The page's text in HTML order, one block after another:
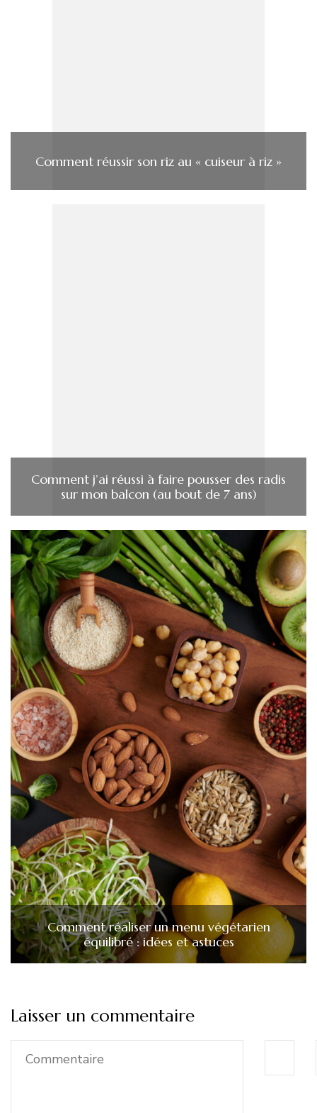
Comment réussir son riz au « cuiseur à riz »
Comment j’ai réussi à faire pousser des radis
sur mon balcon (au bout de 7 ans)
Comment réaliser un menu végétarien
équilibré : idées et astuces
Laisser un commentaire